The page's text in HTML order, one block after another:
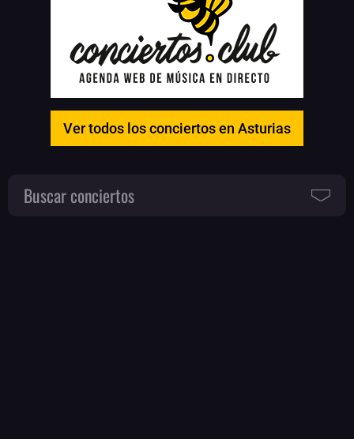
Ver todos los conciertos en Asturias
Buscar conciertos